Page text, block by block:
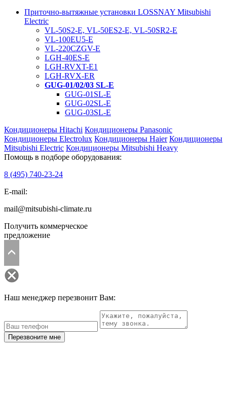
Приточно-вытяжные установки LOSSNAY Mitsubishi
Electric
VL-50S2-E, VL-50ES2-E, VL-50SR2-E
VL-100EU5-E
VL-220CZGV-E
LGH-40ES-E
LGH-RVXT-E1
LGH-RVX-ER
GUG-01/02/03 SL-E
GUG-01SL-E
GUG-02SL-E
GUG-03SL-E
Кондиционеры Hitachi Кондиционеры Panasonic
Кондиционеры Electrolux Кондиционеры Haier Кондиционеры
Mitsubishi Electric Кондиционеры Mitsubishi Heavy
Помощь в подборе оборудования:
8 (495) 740-23-24
E-mail:
mail@mitsubishi-climate.ru
Получить коммерческое
предложение
Наш менеджер перезвонит Вам:
Перезвоните мне